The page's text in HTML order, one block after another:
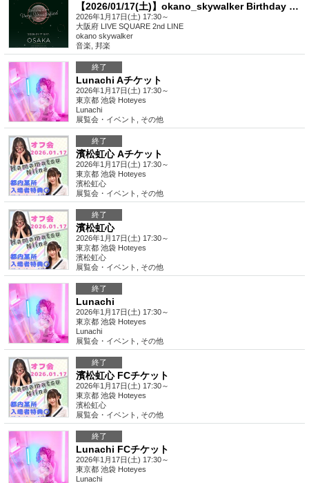
【2026/01/17(土)】okano_skywalker Birthday Live「Very Unsatisfied」～大阪公演～〈一般チケット〉
2026年1月17日(土) 17:30～
大阪府 LIVE SQUARE 2nd LINE
okano skywalker
音楽 邦楽
終了
Lunachi Aチケット
2026年1月17日(土) 17:30～
東京都 池袋 Hoteyes
Lunachi
展覧会・イベント
その他
終了
濱松虹心 Aチケット
2026年1月17日(土) 17:30～
東京都 池袋 Hoteyes
濱松虹心
展覧会・イベント
その他
終了
濱松虹心
2026年1月17日(土) 17:30～
東京都 池袋 Hoteyes
濱松虹心
展覧会・イベント
その他
終了
Lunachi
2026年1月17日(土) 17:30～
東京都 池袋 Hoteyes
Lunachi
展覧会・イベント
その他
終了
濱松虹心 FCチケット
2026年1月17日(土) 17:30～
東京都 池袋 Hoteyes
濱松虹心
展覧会・イベント
その他
終了
Lunachi FCチケット
2026年1月17日(土) 17:30～
東京都 池袋 Hoteyes
Lunachi